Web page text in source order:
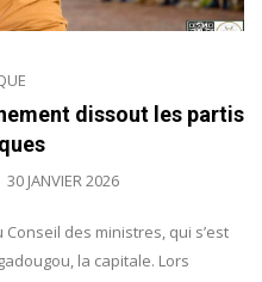
dissout les partis
30 JANVIER 2026
des ministres, qui s’est
la capitale. Lors